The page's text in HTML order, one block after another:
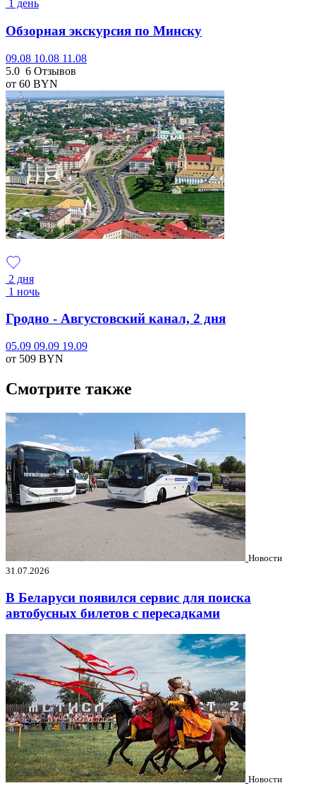
1 день
Обзорная экскурсия по Минску
09.08 10.08 11.08
5.0 6 Отзывов
от 60 BYN
2 дня
1 ночь
Гродно - Августовский канал, 2 дня
05.09 09.09 19.09
от 509 BYN
Смотрите также
Новости
31.07.2026
В Беларуси появился сервис для поиска
автобусных билетов с пересадками
Новости